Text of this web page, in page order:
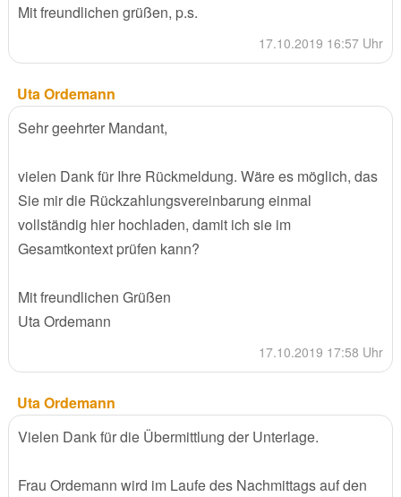
Mit freundlichen grüßen, p.s.
17.10.2019 16:57 Uhr
Uta Ordemann
Sehr geehrter Mandant,
vielen Dank für Ihre Rückmeldung. Wäre es möglich, das
Sie mir die Rückzahlungsvereinbarung einmal
vollständig hier hochladen, damit ich sie im
Gesamtkontext prüfen kann?
Mit freundlichen Grüßen
Uta Ordemann
17.10.2019 17:58 Uhr
Uta Ordemann
Vielen Dank für die Übermittlung der Unterlage.
Frau Ordemann wird im Laufe des Nachmittags auf den